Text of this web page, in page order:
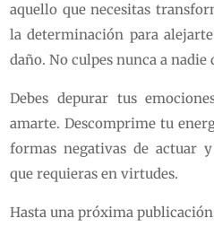
aquello que necesitas
la determinación para
daño. No culpes nunca a nadie
Debes depurar tus
amarte. Descomprime tu
formas negativas de actuar
que requieras en virtudes.
Hasta una próxima